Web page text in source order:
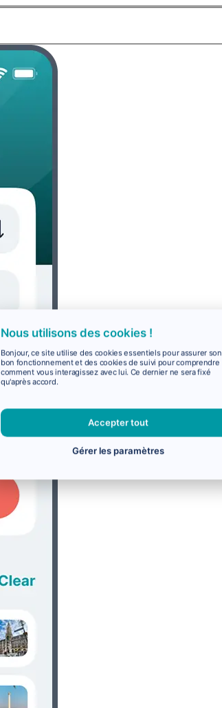
Nous utilisons des cookies !
Bonjour, ce site utilise des cookies essentiels pour assurer son
bon fonctionnement et des cookies de suivi pour comprendre
comment vous interagissez avec lui. Ce dernier ne sera fixé
qu'après accord.
Accepter tout
Gérer les paramètres